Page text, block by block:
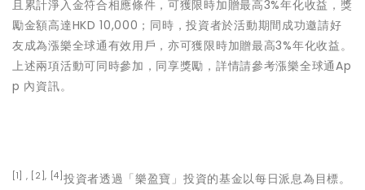
且累計淨入金符合相應條件，可獲限時加贈最高3%年化收益，獎
勵金額高達HKD 10,000；同時，投資者於活動期間成功邀請好
友成為漲樂全球通有效用戶，亦可獲限時加贈最高3%年化收益。
上述兩項活動可同時參加，同享獎勵，詳情請參考漲樂全球通Ap
p 內資訊。
[1] , [2], [4] 投資者透過「樂盈寶」投資的基金以每日派息為目標。